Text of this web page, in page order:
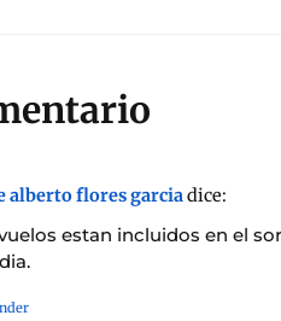
alberto flores garciadice:
estan incluidos en el